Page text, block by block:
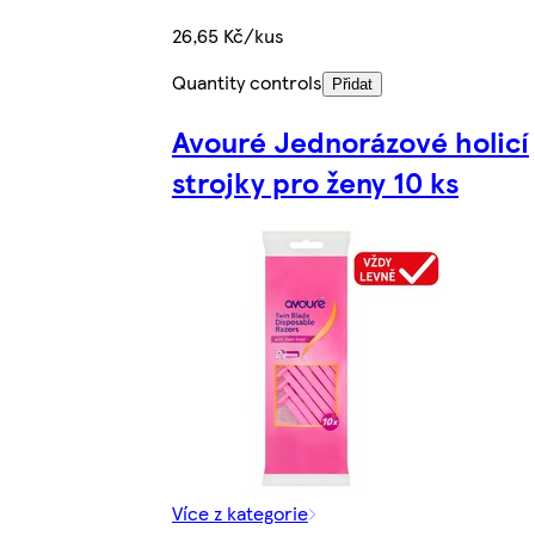
26,65 Kč/kus
Quantity controls
Přidat
Avouré Jednorázové holicí
strojky pro ženy 10 ks
Více z kategorie